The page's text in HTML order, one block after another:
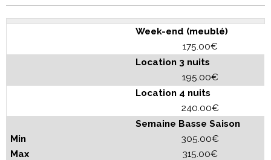
Week-end (meublé)
175.00€
Location 3 nuits
195.00€
Location 4 nuits
240.00€
Semaine Basse Saison
305.00€
315.00€